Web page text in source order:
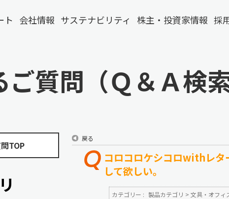
ト 会社情報 サステナビリティ 株主・投資家情報 採
質問（Ｑ＆Ａ検索
TOP
戻る
コロコロケシコロwithレタ
して欲しい。
カテゴリー : 製品カテゴリ > 文具・オフィ